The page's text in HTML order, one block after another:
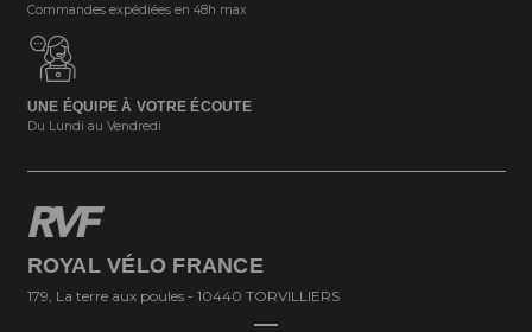
Commandes expédiées en 48h max
UNE ÉQUIPE À VOTRE ÉCOUTE
Du Lundi au Vendredi
ROYAL VÉLO FRANCE
179, La terre aux poules - 10440 TORVILLIERS